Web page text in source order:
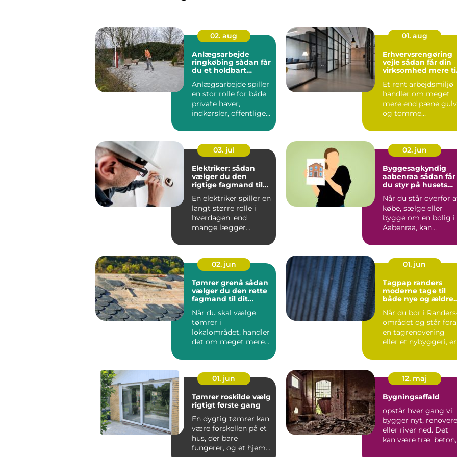
02. aug
Anlægsarbejde
ringkøbing sådan får
du et holdbart
Anlægsarbejde spiller
en stor rolle for både
private haver,
indkørsler, offentlige
01. aug
Erhvervsrengøring
vejle sådan får din
virksomhed mere
arbejdsmiljø
Et rent arbejdsmiljø
handler om meget
mere end pæne
og tomme
mange virksomh...
03. jul
Elektriker: sådan
vælger du den
rigtige fagmand til
En elektriker spiller en
langt større rolle i
hverdagen, end
mange lægger
02. jun
Byggesagkyndig
aabenraa sådan får
du styr på husets
Når du står overfor
købe, sælge eller
bygge om en bolig i
Aabenraa, kan
stan...
02. jun
Tømrer grenå sådan
vælger du den rette
fagmand til dit
Når du skal vælge
tømrer i
lokalområdet, handler
det om meget mere
laveste pris. En...
01. jun
Tagpap randers
moderne tage til
både nye og ældre
Når du bor i
området og står
en tagrenovering
eller et nybyggeri, er
01. jun
Tømrer roskilde vælg
rigtigt første gang
En dygtig tømrer kan
være forskellen på et
hus, der bare
fungerer, og et hjem,
12. maj
Bygningsaffald
opstår hver gang vi
bygger nyt,
eller river ned. Det
kan være træ, beton,